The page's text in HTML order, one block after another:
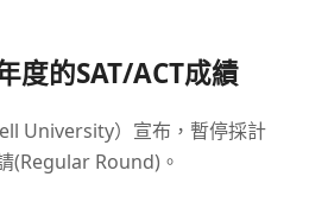
度的SAT/ACT成績
University）宣布，暫停採計
(Regular Round)。